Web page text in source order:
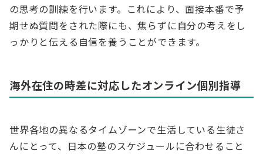
の思考の訓練を行います。これにより、面接本番で予
期せぬ質問をされた際にも、焦らずに自分の考えをし
っかりと伝える自信を養うことができます。
海外在住の時差に対応したオンライン個別指導
世界各地の異なるタイムゾーンで生活している生徒さ
んにとって、日本の塾のスケジュールに合わせること